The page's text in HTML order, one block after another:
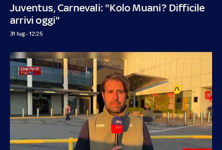
Juventus, Carnevali: "Kolo Muani? Difficile
arrivi oggi"
31 lug - 12:25